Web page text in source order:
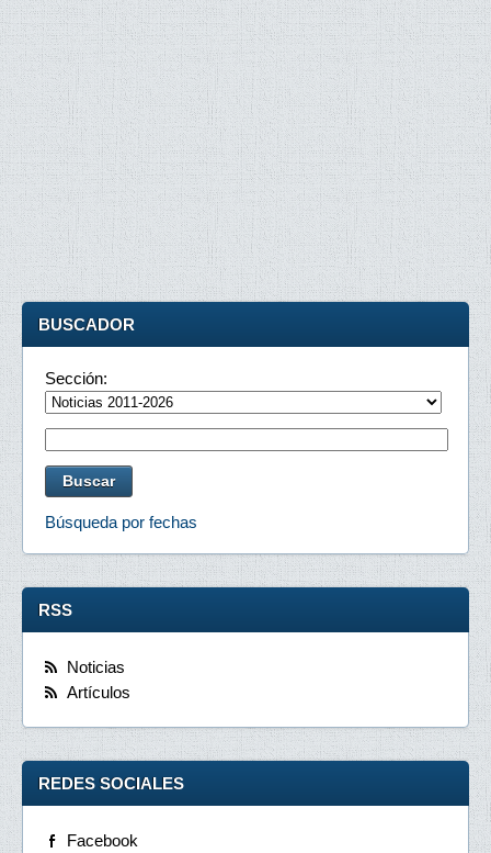
BUSCADOR
Sección:
Búsqueda por fechas
RSS
Noticias
Artículos
REDES SOCIALES
Facebook